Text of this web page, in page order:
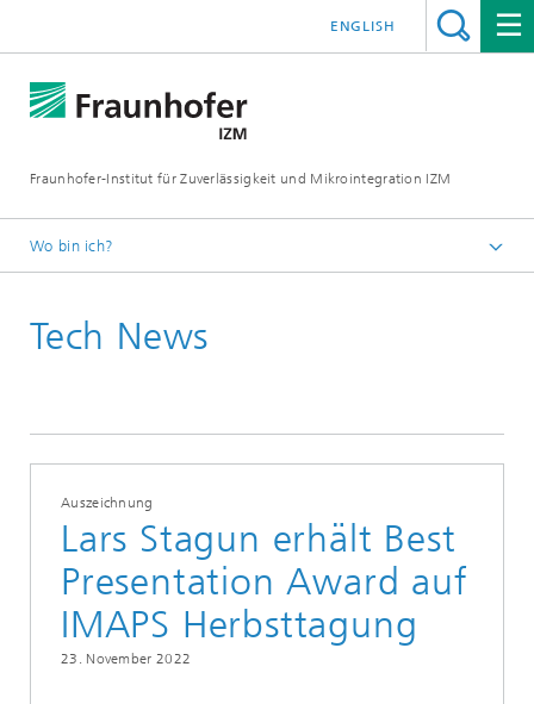
Fraunhofer-Institut für Zuverlässigkeit und Mikrointegration IZM
ENGLISH
Wo bin ich?
News & Veranstaltungen
Tech News
Auszeichnung
Lars Stagun erhält Best
Presentation Award auf
IMAPS Herbsttagung
23. November 2022